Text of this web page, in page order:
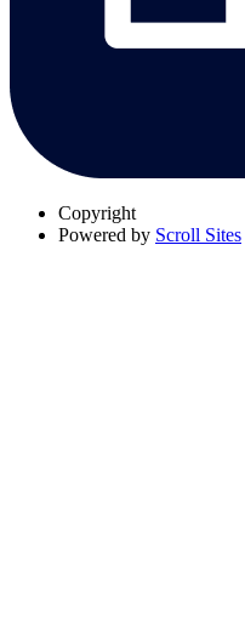
Copyright
Powered by Scroll Sites